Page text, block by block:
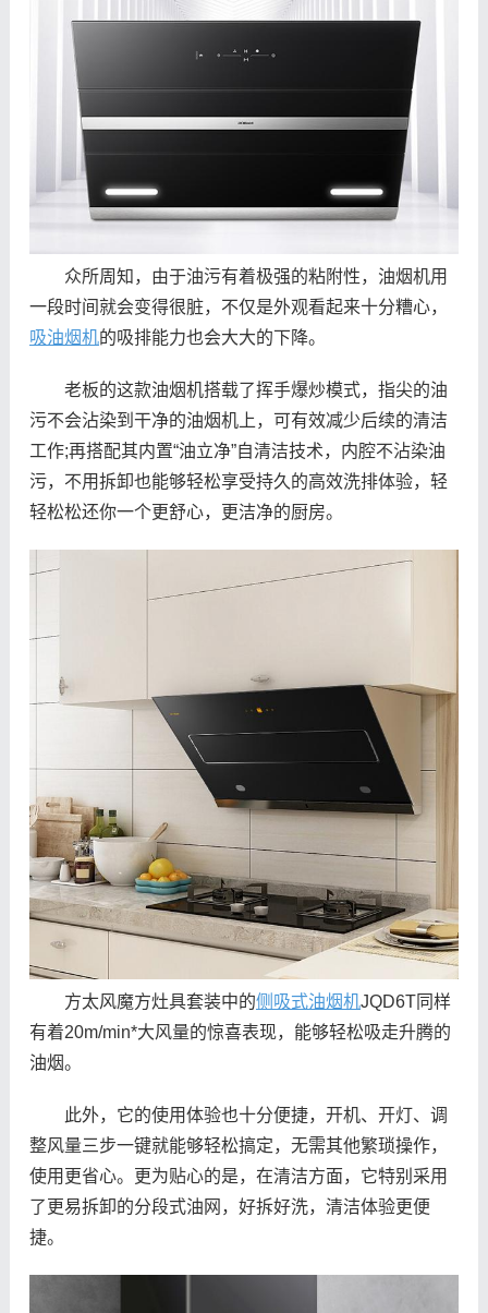
众所周知，由于油污有着极强的粘附性，油烟机用
一段时间就会变得很脏，不仅是外观看起来十分糟心，
吸油烟机的吸排能力也会大大的下降。
老板的这款油烟机搭载了挥手爆炒模式，指尖的油
污不会沾染到干净的油烟机上，可有效减少后续的清洁
工作;再搭配其内置“油立净”自清洁技术，内腔不沾染油
污，不用拆卸也能够轻松享受持久的高效洗排体验，轻
轻松松还你一个更舒心，更洁净的厨房。
方太风魔方灶具套装中的侧吸式油烟机JQD6T同样
有着20m/min*大风量的惊喜表现，能够轻松吸走升腾的
油烟。
此外，它的使用体验也十分便捷，开机、开灯、调
整风量三步一键就能够轻松搞定，无需其他繁琐操作，
使用更省心。更为贴心的是，在清洁方面，它特别采用
了更易拆卸的分段式油网，好拆好洗，清洁体验更便
捷。